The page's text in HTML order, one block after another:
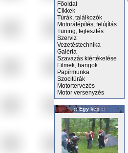
Főoldal
Cikkek
Túrák, találkozók
Motorátépítés, felújítás
Tuning, fejlesztés
Szerviz
Vezetéstechnika
Galéria
Szavazás kiértékelése
Filmek, hangok
Papírmunka
Szocitúrák
Motortervezés
Motor versenyzés
:: Egy kép ::